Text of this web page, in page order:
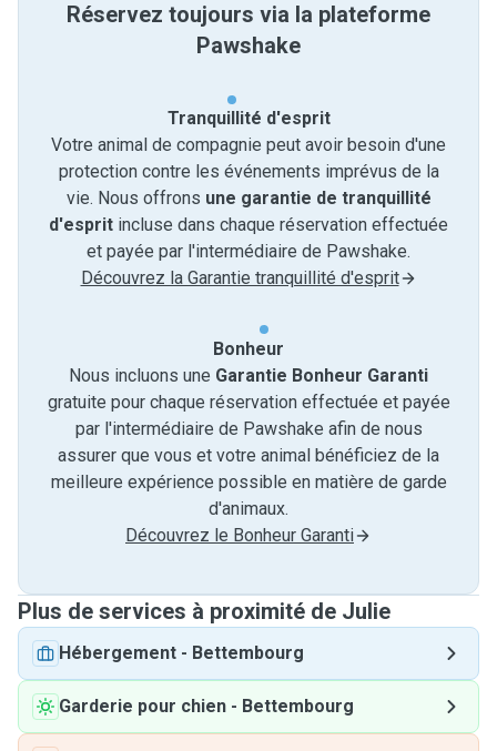
Réservez toujours via la plateforme
Pawshake
Tranquillité d'esprit
Votre animal de compagnie peut avoir besoin d'une
protection contre les événements imprévus de la
vie. Nous offrons une garantie de tranquillité
d'esprit incluse dans chaque réservation effectuée
et payée par l'intermédiaire de Pawshake.
Découvrez la Garantie tranquillité d'esprit
Bonheur
Nous incluons une Garantie Bonheur Garanti
gratuite pour chaque réservation effectuée et payée
par l'intermédiaire de Pawshake afin de nous
assurer que vous et votre animal bénéficiez de la
meilleure expérience possible en matière de garde
d'animaux.
Découvrez le Bonheur Garanti
Plus de services à proximité de Julie
Hébergement - Bettembourg
Garderie pour chien - Bettembourg